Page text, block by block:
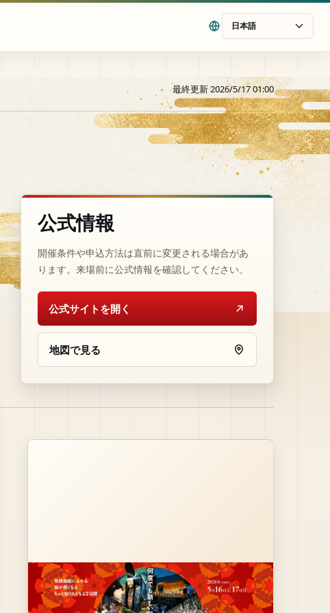
日本語
最終更新 2026/5/17 01:00
公式情報
開催条件や申込方法は直前に変更される場合があ
ります。来場前に公式情報を確認してください。
公式サイトを開く
地図で見る